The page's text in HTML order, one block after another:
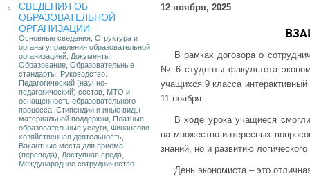
СВЕДЕНИЯ ОБ
ОБРАЗОВАТЕЛЬНОЙ
ОРГАНИЗАЦИИ
Основные сведения, Структура и
органы управления образовательной
организацией, Документы,
Образование, Образовательные
стандарты, Руководство.
Педагогический (научно-
педагогический) состав, МТО и
оснащенность образовательного
процесса, Стипендии и иные виды
материальной поддержки, Платные
образовательные услуги, Финансово-
хозяйственная деятельность,
Вакантные места для приема
(перевода), Доступная среда,
Международное сотрудничество
12 ноября, 2025
В рамках договора о
№ 6 студенты факультета
учащихся 9 класса
11 ноября.
В ходе урока учащиеся
на множество интересных
знаний, но и развитию
День экономиста – это